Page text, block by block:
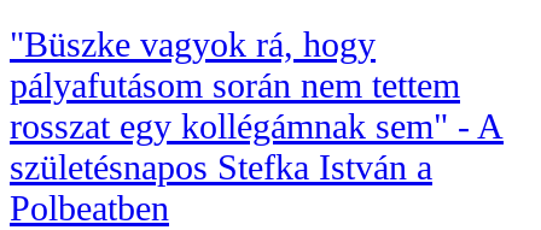
"Büszke vagyok rá, hogy
pályafutásom során nem tettem
rosszat egy kollégámnak sem" - A
születésnapos Stefka István a
Polbeatben